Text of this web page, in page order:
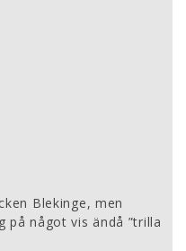
Blekinge, men
på något vis ändå ”trilla